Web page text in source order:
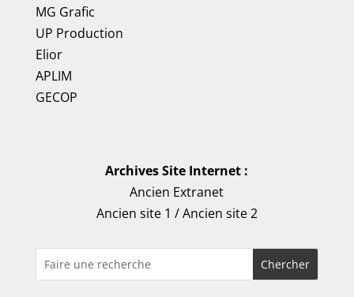
MG Grafic
UP Production
Elior
APLIM
GECOP
Archives Site Internet :
Ancien Extranet
Ancien site 1 /Ancien site 2